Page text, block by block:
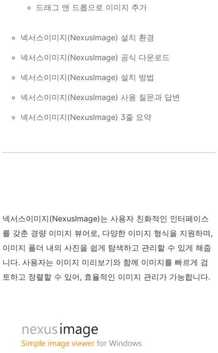
드래그 앤 드롭으로 이미지 추가
넥서스이미지(NexusImage) 설치 환경
넥서스이미지(NexusImage) 공식 다운로드
넥서스이미지(NexusImage) 설치 방법
넥서스이미지(NexusImage) 사용 질문과 답변
넥서스이미지(NexusImage) 3줄 요약
넥서스이미지(NexusImage)는 사용자 친화적인 인터페이스
를 갖춘 경량 이미지 뷰어로, 다양한 이미지 형식을 지원하며,
이미지 폴더 내의 사진을 쉽게 탐색하고 관리할 수 있게 해줍
니다. 사용자는 이미지 미리보기와 함께 이미지를 빠르게 검
토하고 정렬할 수 있어, 효율적인 이미지 관리가 가능합니다.